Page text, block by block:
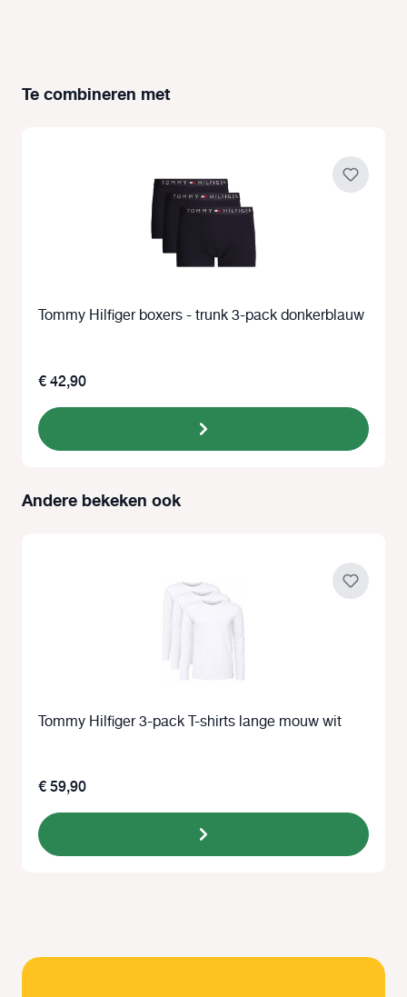
Productgalerij overslaan
Te combineren met
Tommy Hilfiger boxers - trunk 3-pack donkerblauw
€ 42,90
Productgalerij overslaan
Andere bekeken ook
Tommy Hilfiger 3-pack T-shirts lange mouw wit
€ 59,90